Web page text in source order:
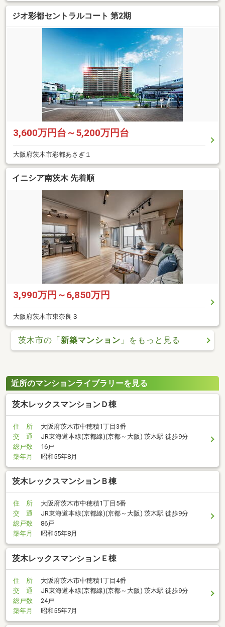
ジオ彩都セントラルコート 第2期
3,600万円台～5,200万円台
大阪府茨木市彩都あさぎ１
イニシア南茨木 先着順
3,990万円～6,850万円
大阪府茨木市東奈良３
茨木市の「新築マンション 」をもっと見る
近所のマンションライブラリーを見る
茨木レックスマンションＤ棟
住 所
大阪府茨木市中穂積1丁目3番
交 通
JR東海道本線(京都線)(京都～大阪) 茨木駅 徒歩9分
総戸数
16戸
築年月
昭和55年8月
茨木レックスマンションＢ棟
住 所
大阪府茨木市中穂積1丁目5番
交 通
JR東海道本線(京都線)(京都～大阪) 茨木駅 徒歩9分
総戸数
86戸
築年月
昭和55年8月
茨木レックスマンションＥ棟
住 所
大阪府茨木市中穂積1丁目4番
交 通
JR東海道本線(京都線)(京都～大阪) 茨木駅 徒歩9分
総戸数
24戸
築年月
昭和55年7月